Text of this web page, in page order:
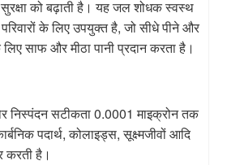
को बढ़ाती है। यह जल शोधक स्वस्थ
के लिए उपयुक्त है, जो सीधे पीने और
साफ और मीठा पानी प्रदान करता है।
निस्पंदन सटीकता 0.0001 माइक्रोन तक
पदार्थ, कोलाइड्स, सूक्ष्मजीवों आदि
करती है।